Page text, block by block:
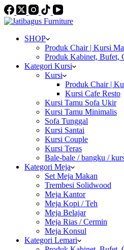
SHOP
Produk Chair | Kursi
Produk Kabinet, Bufet,
Kategori Kursi
Kursi
Produk Chair |
Kursi Cafe Resto
Kursi Tamu Sofa Ukir
Kursi Tamu Minimalis
Sofa Tunggal
Kursi Santai
Kursi Couple
Kursi Teras
Bale-bale / bangku /
Kategori Meja
Set Meja Makan
Trembesi Solidwood
Meja Kantor
Meja Kopi / Teh
Meja Belajar
Meja Rias / Cermin
Meja Konsul
Kategori Lemari